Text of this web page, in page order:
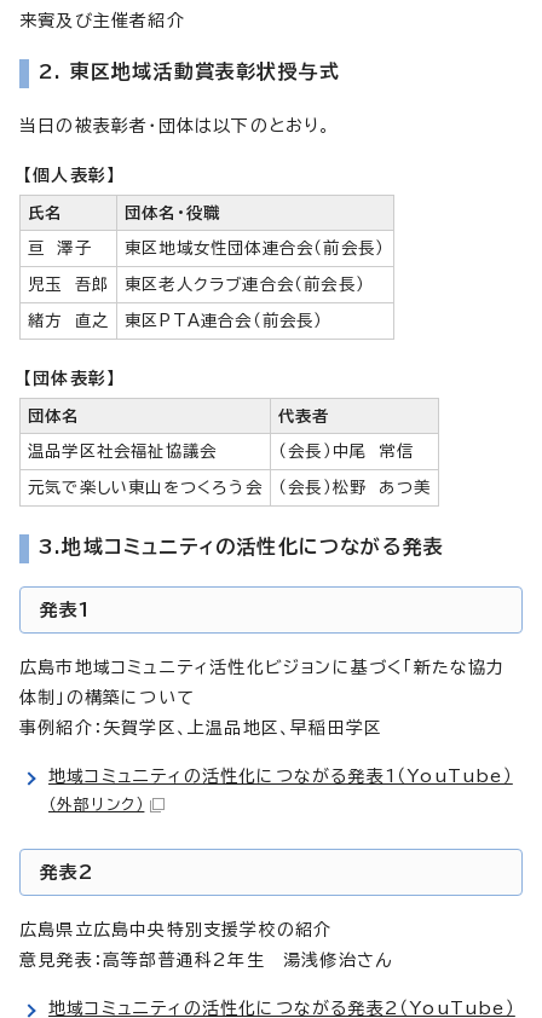
来賓及び主催者紹介
2. 東区地域活動賞表彰状授与式
当日の被表彰者・団体は以下のとおり。
【個人表彰】
氏名 団体名・役職
亘 澤子 東区地域女性団体連合会（前会長）
児玉 吾郎 東区老人クラブ連合会（前会長）
緒方 直之 東区PTA連合会（前会長）
【団体表彰】
団体名 代表者
温品学区社会福祉協議会 （会長）中尾 常信
元気で楽しい東山をつくろう会 （会長）松野 あつ美
3.地域コミュニティの活性化につながる発表
発表1
広島市地域コミュニティ活性化ビジョンに基づく「新たな協力
体制」の構築について
事例紹介：矢賀学区、上温品地区、早稲田学区
地域コミュニティの活性化につながる発表1（YouTube）
（外部リンク）
発表2
広島県立広島中央特別支援学校の紹介
意見発表：高等部普通科2年生 湯浅修治さん
地域コミュニティの活性化につながる発表2（YouTube）